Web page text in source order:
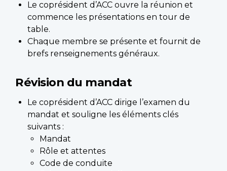
Le coprésident d’ACC ouvre la réunion et
commence les présentations en tour de
table.
Chaque membre se présente et fournit de
brefs renseignements généraux.
Révision du mandat
Le coprésident d’ACC dirige l’examen du
mandat et souligne les éléments clés
suivants :
Mandat
Rôle et attentes
Code de conduite